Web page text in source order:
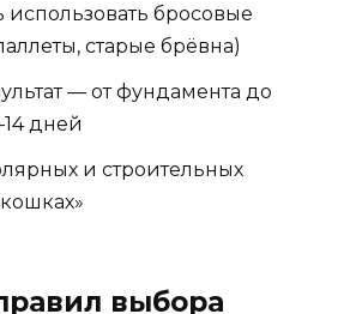
использовать бросовые
старые брёвна)
— от фундамента до
дней
и строительных
выбора